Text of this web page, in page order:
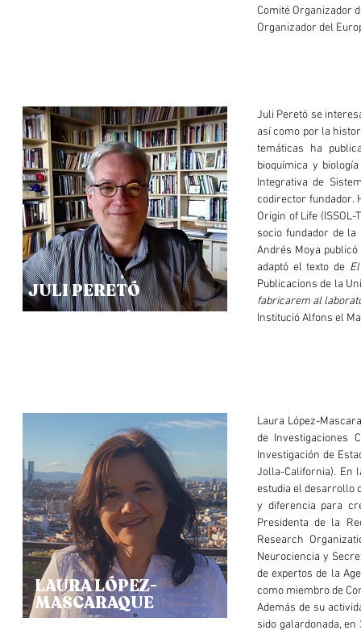
Comité Organizador
Organizador del
JULI PERETÓ
Juli Peretó se
así como por la
temáticas ha
bioquímica y
Integrativa de
codirector fundador.
Origin of Life
socio fundador de la
Andrés Moya
adaptó el texto de
Publicacions de la
fabricarem al
Institució Alfons el
LAURA LÓPEZ-
MASCARAQUE
Laura López-
de Investigaciones
Investigación de
Jolla-California). En
estudia el desarrollo
y diferencia para
Presidenta de la
Research
Neurociencia y
de expertos de la
como miembro de
Además de su
sido galardonada,